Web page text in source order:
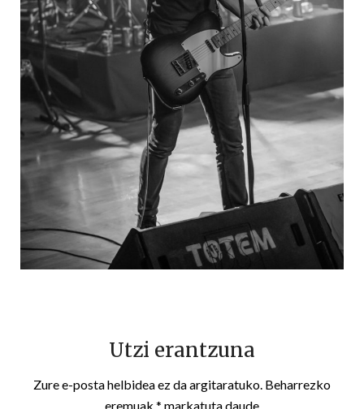
Utzi erantzuna
Zure e-posta helbidea ez da argitaratuko. Beharrezko
eremuak * markatuta daude